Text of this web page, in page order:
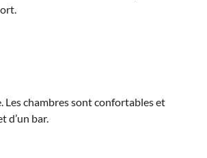
Les chambres sont confortables et
d’un bar.